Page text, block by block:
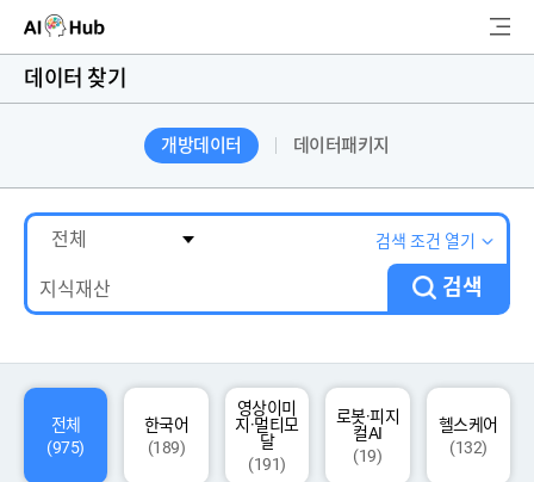
AI-Hub
AI 데이터찾기
AI 허브소개
AI 개발지원
색
데이터 찾기
개방데이터 데이터패키지
검색 조건 열기
검색
전체
(975)
한국어
(189)
영상이미
지·멀티모
달
(191)
로봇·피지
컬AI
(19)
헬스케어
(132)